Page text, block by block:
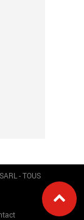
- TOUS